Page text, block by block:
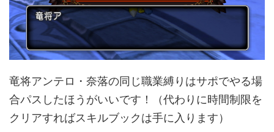
竜将アンテロ・奈落の同じ職業縛りはサポでやる場
合パスしたほうがいいです！（代わりに時間制限を
クリアすればスキルブックは手に入ります）